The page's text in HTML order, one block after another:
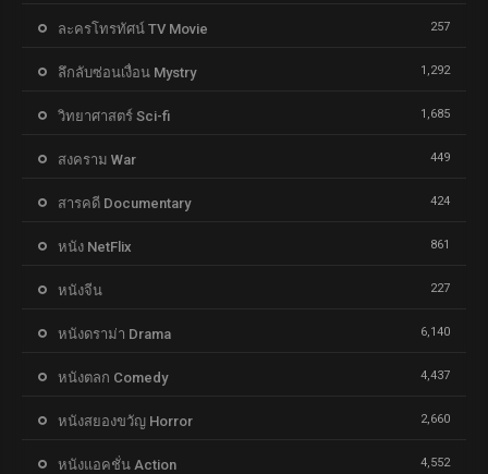
ละครโทรทัศน์ TV Movie 257
ลึกลับซ่อนเงื่อน Mystry 1,292
วิทยาศาสตร์ Sci-fi 1,685
สงคราม War 449
สารคดี Documentary 424
หนัง NetFlix 861
หนังจีน 227
หนังดราม่า Drama 6,140
หนังตลก Comedy 4,437
หนังสยองขวัญ Horror 2,660
หนังแอคชั่น Action 4,552